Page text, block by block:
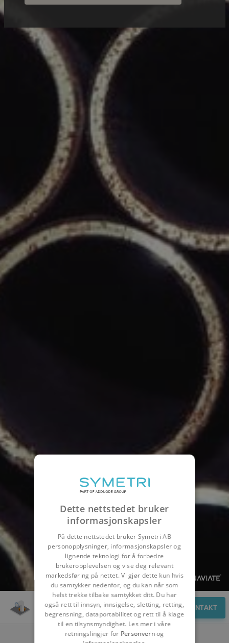
Oversikt KONTAKT
Dette nettstedet bruker
informasjonskapsler
På dette nettstedet bruker Symetri AB
personopplysninger, informasjonskapsler og
lignende teknologi for å forbedre
brukeropplevelsen og vise deg relevant
markedsføring på nettet. Vi gjør dette kun hvis
du samtykker nedenfor, og du kan når som
helst trekke tilbake samtykket ditt. Du har
også rett til innsyn, innsigelse, sletting, retting,
begrensning, dataportabilitet og rett til å klage
til en tilsynsmyndighet. Les mer i våre
retningslingjer for Personvernog